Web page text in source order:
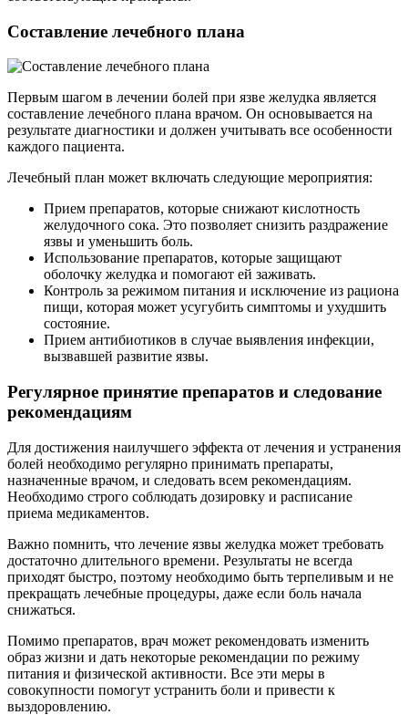
Составление лечебного плана
Первым шагом в лечении болей при язве желудка является
составление лечебного плана врачом. Он основывается на
результате диагностики и должен учитывать все особенности
каждого пациента.
Лечебный план может включать следующие мероприятия:
Прием препаратов, которые снижают кислотность
желудочного сока. Это позволяет снизить раздражение
язвы и уменьшить боль.
Использование препаратов, которые защищают
оболочку желудка и помогают ей заживать.
Контроль за режимом питания и исключение из рациона
пищи, которая может усугубить симптомы и ухудшить
состояние.
Прием антибиотиков в случае выявления инфекции,
вызвавшей развитие язвы.
Регулярное принятие препаратов и следование
рекомендациям
Для достижения наилучшего эффекта от лечения и устранения
болей необходимо регулярно принимать препараты,
назначенные врачом, и следовать всем рекомендациям.
Необходимо строго соблюдать дозировку и расписание
приема медикаментов.
Важно помнить, что лечение язвы желудка может требовать
достаточно длительного времени. Результаты не всегда
приходят быстро, поэтому необходимо быть терпеливым и не
прекращать лечебные процедуры, даже если боль начала
снижаться.
Помимо препаратов, врач может рекомендовать изменить
образ жизни и дать некоторые рекомендации по режиму
питания и физической активности. Все эти меры в
совокупности помогут устранить боли и привести к
выздоровлению.